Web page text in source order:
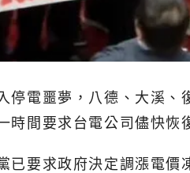
停電噩夢，八德、大溪
時間要求台電公司儘快
已要求政府決定調漲電